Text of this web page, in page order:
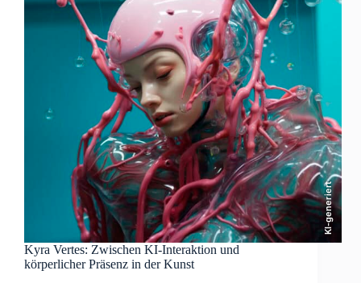
Vertes
KI-generiert
Kyra Vertes: Zwischen KI-Interaktion und
körperlicher Präsenz in der Kunst